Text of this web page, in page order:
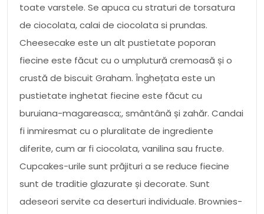
toate varstele. Se apuca cu straturi de torsatura
de ciocolata, calai de ciocolata si prundas.
Cheesecake este un alt pustietate poporan
fiecine este făcut cu o umplutură cremoasă și o
crustă de biscuit Graham. Înghețata este un
pustietate inghetat fiecine este făcut cu
buruiana-magareasca;, smântână și zahăr. Candai
fi inmiresmat cu o pluralitate de ingrediente
diferite, cum ar fi ciocolata, vanilina sau fructe.
Cupcakes-urile sunt prăjituri a se reduce fiecine
sunt de traditie glazurate și decorate. Sunt
adeseori servite ca deserturi individuale. Brownies-